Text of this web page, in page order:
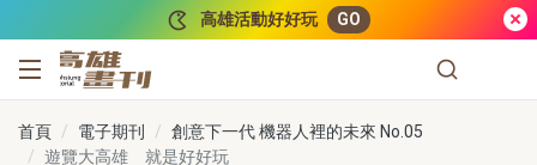
高雄活動好好玩 GO
高雄畫刊
首頁 電子期刊
創意下一代 機器人裡的未來 No.05
遊覽大高雄 就是好好玩